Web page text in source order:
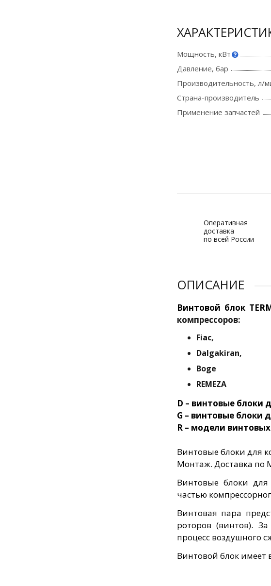
Мощность, кВт
Давление, бар
Производительность, л/
Страна-производитель
Применение запчастей
Оперативная
доставка
по всей России
ОПИСАНИЕ
Винтовой блок
компрессоров:
Fiac,
Dalgakiran,
Boge
REMEZA
D – винтовые блоки
G – винтовые блоки
R – модели
Винтовые блоки для
Монтаж. Доставка по
Винтовые блоки
частью
Винтовая пара
роторов (винтов).
процесс воздушного
Винтовой блок имеет